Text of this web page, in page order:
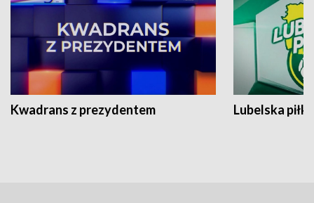
Kwadrans z prezydentem Lubelska piłka